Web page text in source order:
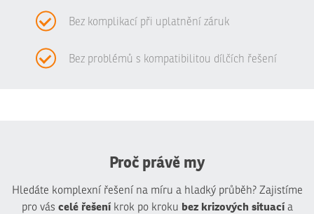
Bez komplikací při uplatnění záruk
Bez problémů s kompatibilitou dílčích řešení
Proč právě my
Hledáte komplexní řešení na míru a hladký průběh? Zajistíme
pro vás celé řešeníkrok po kroku bez krizových situacía